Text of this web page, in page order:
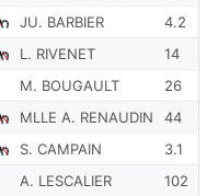
JU. BARBIER 4.2
L. RIVENET 14
M. BOUGAULT 26
MLLE A. RENAUDIN 44
S. CAMPAIN 3.1
A. LESCALIER 102